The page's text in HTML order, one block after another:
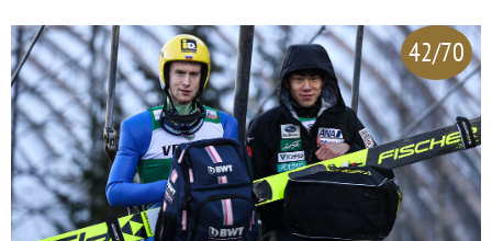
42/70